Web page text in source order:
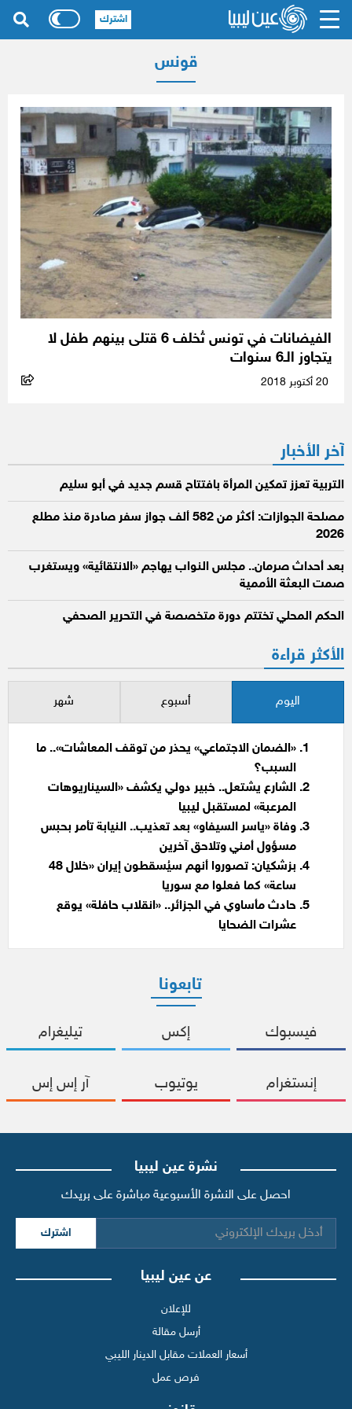
قونس
الفيضانات في تونس تُخلف 6 قتلى بينهم طفل لا
يتجاوز الـ6 سنوات
آخر الأخبار
التربية تعزز تمكين المرأة بافتتاح قسم جديد في أبو سليم
مصلحة الجوازات: أكثر من 582 ألف جواز سفر صادرة منذ مطلع
2026
بعد أحداث صرمان.. مجلس النواب يهاجم «الانتقائية» ويستغرب
صمت البعثة الأممية
الحكم المحلي تختتم دورة متخصصة في التحرير الصحفي
الأكثر قراءة
اليوم أسبوع شهر
«الضمان الاجتماعي» يحذر من توقف المعاشات».. ما
السبب؟
الشارع يشتعل.. خبير دولي يكشف «السيناريوهات
المرعبة» لمستقبل ليبيا
وفاة «ياسر السيفاو» بعد تعذيب.. النيابة تأمر بحبس
مسؤول أمني وتلاحق آخرين
بزشكيان: تصوروا أنهم سيُسقطون إيران «خلال 48
ساعة» كما فعلوا مع سوريا
حادث مأساوي في الجزائر.. «انقلاب حافلة» يوقع
عشرات الضحايا
تابعونا
فيسبوك إكس تيليغرام
إنستغرام يوتيوب آر إس إس
نشرة عين ليبيا
احصل على النشرة الأسبوعية مباشرة على بريدك
اشترك
عن عين ليبيا
للإعلان
أرسل مقالة
أسعار العملات مقابل الدينار الليبي
فرص عمل
اشترك